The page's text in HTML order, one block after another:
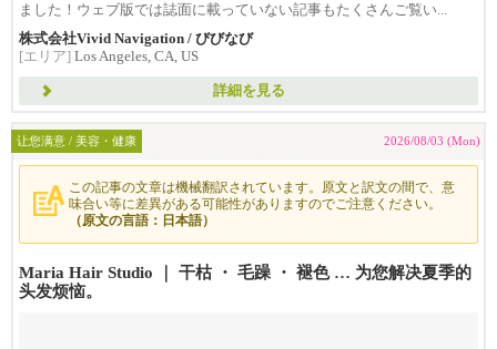
ました！ウェブ版では誌面に載っていない記事もたくさんご覧い...
株式会社Vivid Navigation / びびなび
[エリア] Los Angeles, CA, US
詳細を見る
让您满意 / 美容・健康 2026/08/03 (Mon)
この記事の文章は機械翻訳されています。原文と訳文の間で、意
味合い等に差異がある可能性がありますのでご注意ください。
（原文の言語：日本語）
Maria Hair Studio ｜ 干枯 ・ 毛躁 ・ 褪色 … 为您解决夏季的
头发烦恼。